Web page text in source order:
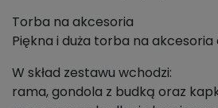
Torba na akcesoria
Piękna i duża torba na akcesoria
W skład zestawu wchodzi:
rama, gondola z budką oraz